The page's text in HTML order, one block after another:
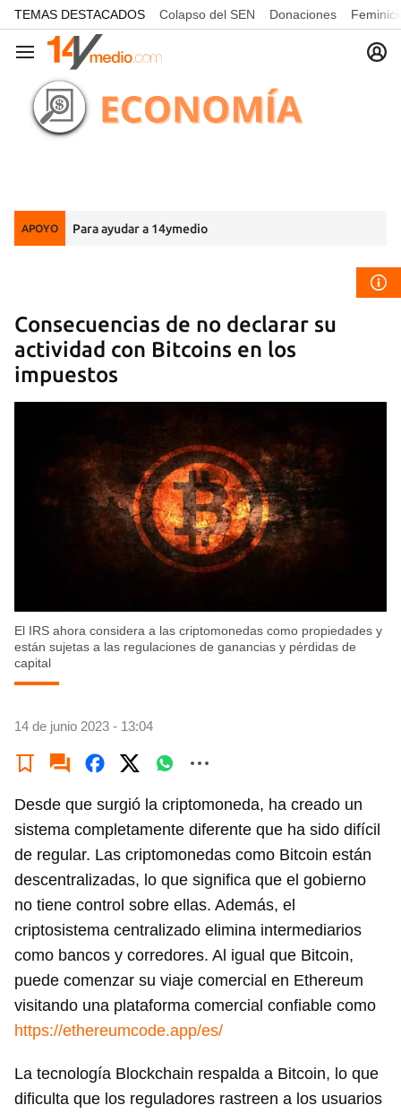
common.go-to-content
TEMAS DESTACADOS Colapso del SEN Donaciones
Navegación
APOYO Para ayudar a 14ymedio
Consecuencias de no declarar su
actividad con Bitcoins en los
impuestos
El IRS ahora considera a las criptomonedas como propiedades y
están sujetas a las regulaciones de ganancias y pérdidas de
capital
14 de junio 2023 - 13:04
Desde que surgió la criptomoneda, ha creado un
sistema completamente diferente que ha sido difícil
de regular. Las criptomonedas como Bitcoin están
descentralizadas, lo que significa que el gobierno
no tiene control sobre ellas. Además, el
criptosistema centralizado elimina intermediarios
como bancos y corredores. Al igual que Bitcoin,
puede comenzar su viaje comercial en Ethereum
visitando una plataforma comercial confiable como
https://ethereumcode.app/es/
La tecnología Blockchain respalda a Bitcoin, lo que
dificulta que los reguladores rastreen a los usuarios